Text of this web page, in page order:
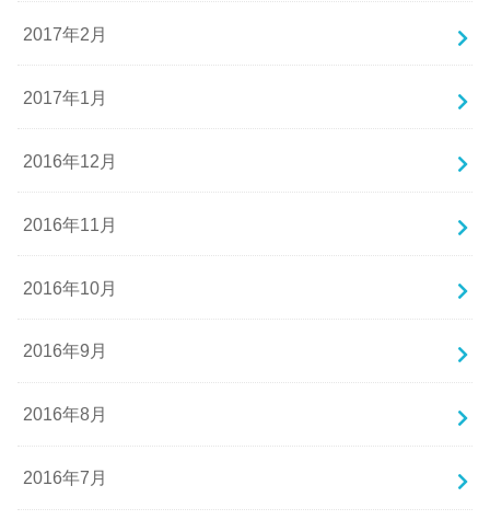
2017年2月
2017年1月
2016年12月
2016年11月
2016年10月
2016年9月
2016年8月
2016年7月